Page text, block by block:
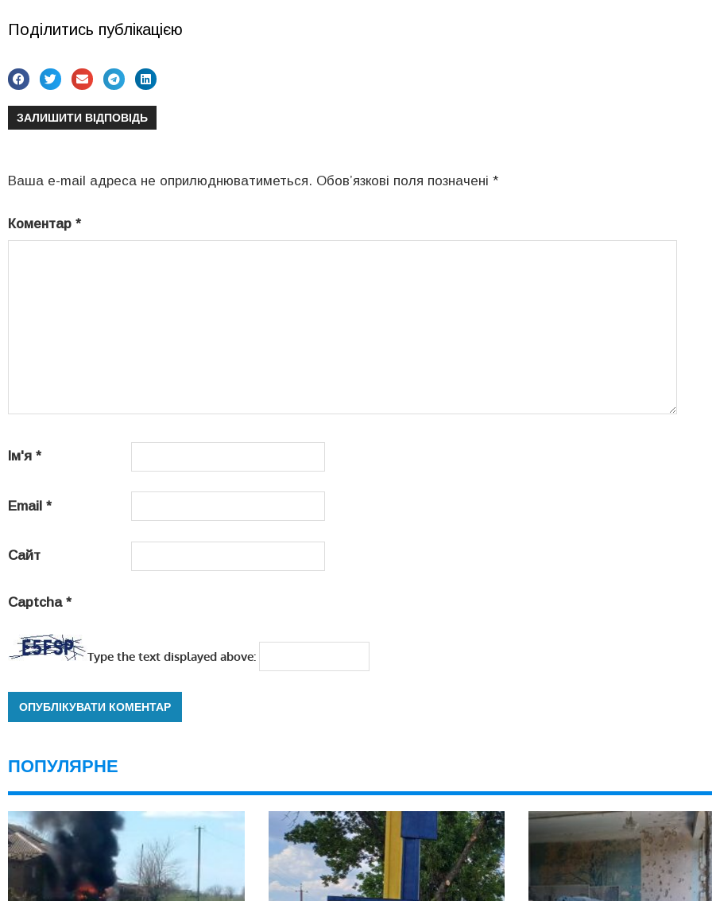
Поділитись публікацією
ЗАЛИШИТИ ВІДПОВІДЬ
Ваша e-mail адреса не оприлюднюватиметься. Обов’язкові поля позначені *
Коментар *
Ім'я *
Email *
Сайт
Captcha *
Type the text displayed above:
ПОПУЛЯРНЕ